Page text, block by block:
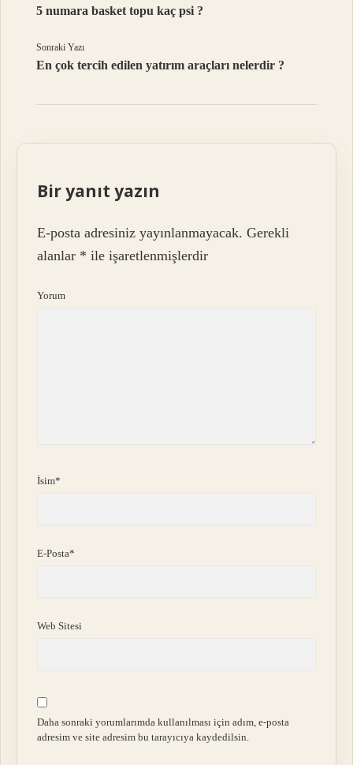
5 numara basket topu kaç psi ?
Sonraki Yazı
En çok tercih edilen yatırım araçları nelerdir ?
Bir yanıt yazın
E-posta adresiniz yayınlanmayacak. Gerekli
alanlar * ile işaretlenmişlerdir
Yorum
İsim*
E-Posta*
Web Sitesi
Daha sonraki yorumlarımda kullanılması için adım, e-posta
adresim ve site adresim bu tarayıcıya kaydedilsin.